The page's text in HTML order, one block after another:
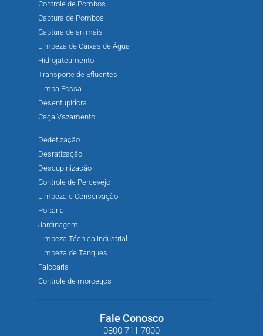
Controle de Pombos
Captura de Pombos
Captura de animais
Limpeza de Caixas de Água
Hidrojateamento
Transporte de Efluentes
Limpa Fossa
Desentupidora
Caça Vazamento
Dedetização
Desratização
Descupinização
Controle de Percevejo
Limpeza e Conservação
Portaria
Jardinagem
Limpeza Técnica industrial
Limpeza de Tanques
Falcoaria
Controle de morcegos
Fale Conosco
0800 711 7000